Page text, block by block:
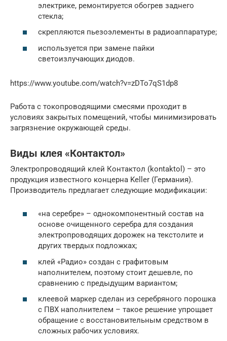
электрике, ремонтируется обогрев заднего
стекла;
скрепляются пьезоэлементы в радиоаппаратуре;
используется при замене пайки
светоизлучающих диодов.
https://www.youtube.com/watch?v=zDTo7qS1dp8
Работа с токопроводящими смесями проходит в
условиях закрытых помещений, чтобы минимизировать
загрязнение окружающей среды.
Виды клея «Контактол»
Электропроводящий клей Контактол (kontaktol) – это
продукция известного концерна Keller (Германия).
Производитель предлагает следующие модификации:
«на серебре» – однокомпонентный состав на
основе очищенного серебра для создания
электропроводящих дорожек на текстолите и
других твердых подложках;
клей «Радио» создан с графитовым
наполнителем, поэтому стоит дешевле, по
сравнению с предыдущим вариантом;
клеевой маркер сделан из серебряного порошка
с ПВХ наполнителем – такое решение упрощает
обращение с восстановительным средством в
сложных рабочих условиях.